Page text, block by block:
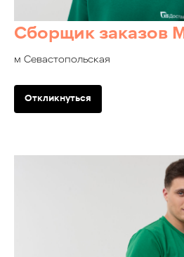
Сборщик заказов
м Севастопольская
Откликнуться